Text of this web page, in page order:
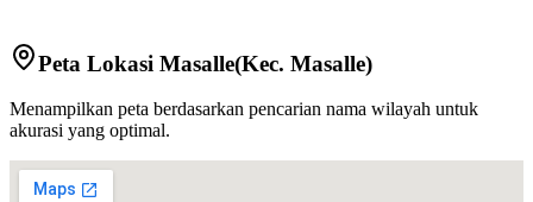
Peta Lokasi Masalle(Kec. Masalle)
Menampilkan peta berdasarkan pencarian nama wilayah untuk
akurasi yang optimal.